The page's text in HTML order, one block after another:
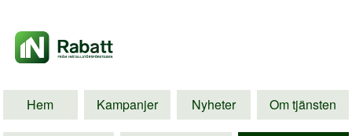
Hem Kampanjer Nyheter Om tjänsten